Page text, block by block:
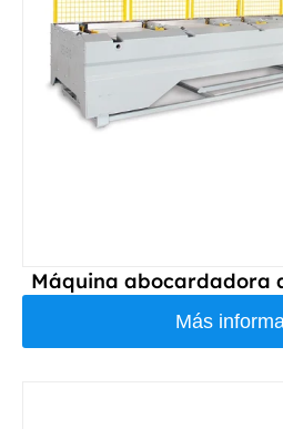
Máquina abocardadora
NI de estándar
Más